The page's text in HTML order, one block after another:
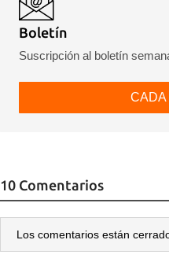
Boletín
Suscripción al boletín
CADA
10 Comentarios
Los comentarios están